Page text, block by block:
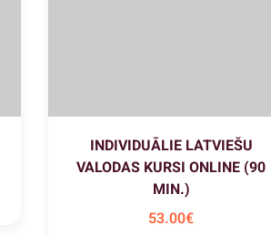
INDIVIDUĀLIE LATVIEŠU
VALODAS KURSI ONLINE (90
MIN.)
53.00€